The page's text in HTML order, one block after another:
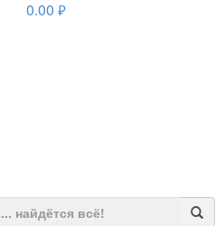
0.00 руб.